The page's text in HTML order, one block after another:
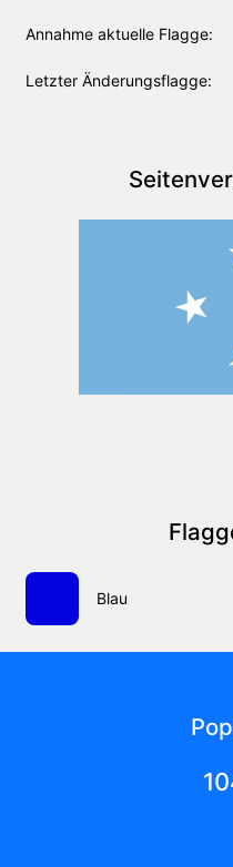
Annahme aktuelle Flagge:
Letzter Änderungsflagge:
Blau